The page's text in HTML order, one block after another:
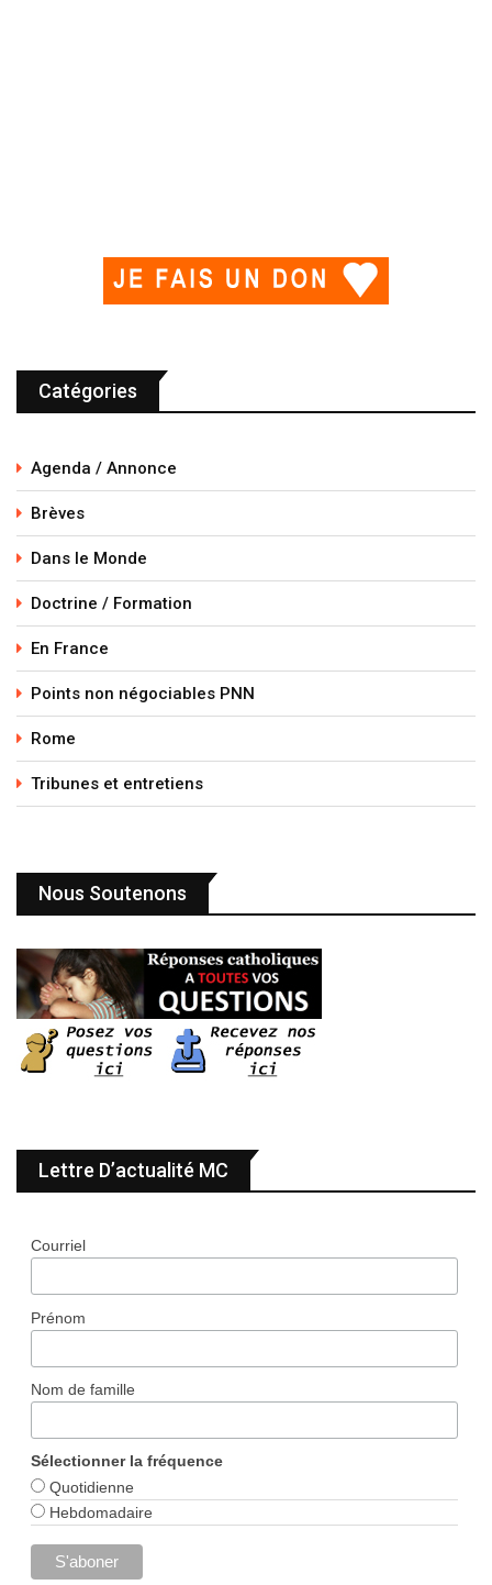
Catégories
Agenda / Annonce
Brèves
Dans le Monde
Doctrine / Formation
En France
Points non négociables PNN
Rome
Tribunes et entretiens
Nous Soutenons
Lettre D’actualité MC
Courriel
Prénom
Nom de famille
Sélectionner la fréquence
Quotidienne
Hebdomadaire